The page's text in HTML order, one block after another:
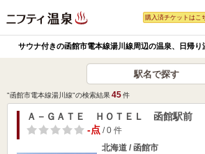
購入済チケットはこ
サウナ付きの函館市電本線湯川線周辺の温泉、日帰
駅名で探す
"函館市電本線湯川線"の検索結果45件
Ａ－ＧＡＴＥ ＨＯＴＥＬ 函館駅前
-点 / 0 件
北海道 / 函館市